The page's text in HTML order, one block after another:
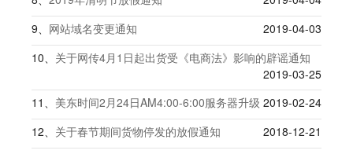
9、 网站域名变更通知
2019-04-03
10、 关于网传4月1日起出货受《电商法》影响的辟谣通知
2019-03-25
11、 美东时间2月24日AM4:00-6:00服务器升级 2019-02-24
12、 关于春节期间货物停发的放假通知
2018-12-21